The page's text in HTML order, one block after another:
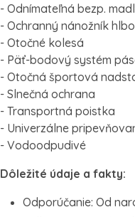
- Odnímateľná bezp.
- Ochranný nánožník
- Otočné kolesá
- Päť-bodový systém
- Otočná športová
- Slnečná ochrana
- Transportná poistka
- Univerzálne
- Vodoodpudivé
Dôležité údaje a fakty:
Odporúčanie: Od